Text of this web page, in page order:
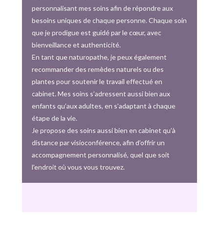
personnalisant mes soins afin de répondre aux
besoins uniques de chaque personne. Chaque soin
que je prodigue est guidé par le cœur, avec
bienveillance et authenticité.
En tant que naturopathe, je peux également
recommander des remèdes naturels ou des
plantes pour soutenir le travail effectué en
cabinet. Mes soins s’adressent aussi bien aux
enfants qu’aux adultes, en s’adaptant à chaque
étape de la vie.
Je propose des soins aussi bien en cabinet qu’à
distance par visioconférence, afin d’offrir un
accompagnement personnalisé, quel que soit
l’endroit où vous vous trouvez.